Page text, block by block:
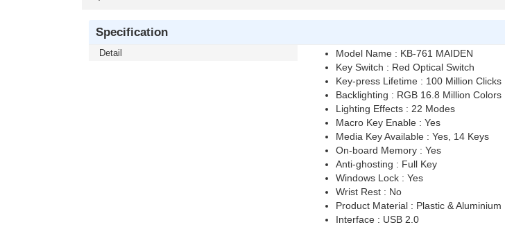
Specification
Detail
Model Name : KB-761 MAIDEN
Key Switch : Red Optical Switch
Key-press Lifetime : 100 Million Clicks
Backlighting : RGB 16.8 Million Colors
Lighting Effects : 22 Modes
Macro Key Enable : Yes
Media Key Available : Yes, 14 Keys
On-board Memory : Yes
Anti-ghosting : Full Key
Windows Lock : Yes
Wrist Rest : No
Product Material : Plastic & Aluminium
Interface : USB 2.0